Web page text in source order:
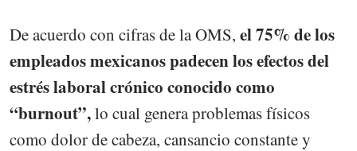
De acuerdo con cifras de la OMS, el 75% de los
empleados mexicanos padecen los efectos del
estrés laboral crónico conocido como
“burnout”,lo cual genera problemas físicos
como dolor de cabeza, cansancio constante y